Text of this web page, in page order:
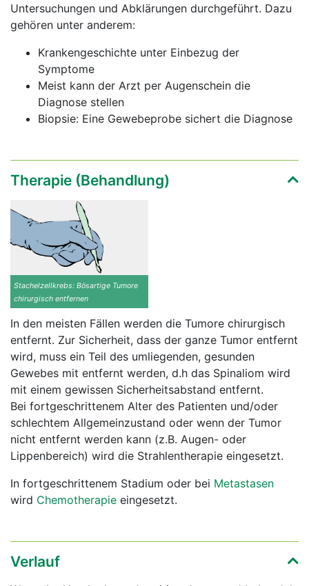
Untersuchungen und Abklärungen durchgeführt. Dazu
gehören unter anderem:
Krankengeschichte unter Einbezug der
Symptome
Meist kann der Arzt per Augenschein die
Diagnose stellen
Biopsie: Eine Gewebeprobe sichert die Diagnose
Therapie (Behandlung)
Stachelzellkrebs: Bösartige Tumore
chirurgisch entfernen
In den meisten Fällen werden die Tumore chirurgisch
entfernt. Zur Sicherheit, dass der ganze Tumor entfernt
wird, muss ein Teil des umliegenden, gesunden
Gewebes mit entfernt werden, d.h das Spinaliom wird
mit einem gewissen Sicherheitsabstand entfernt.
Bei fortgeschrittenem Alter des Patienten und/oder
schlechtem Allgemeinzustand oder wenn der Tumor
nicht entfernt werden kann (z.B. Augen- oder
Lippenbereich) wird die Strahlentherapie eingesetzt.
In fortgeschrittenem Stadium oder bei Metastasen
wird Chemotherapie eingesetzt.
Verlauf